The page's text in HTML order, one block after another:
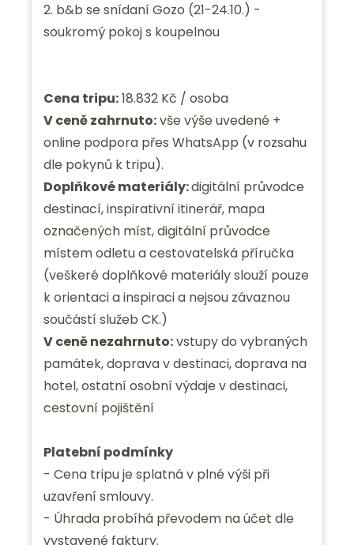
2. b&b se snídaní Gozo (21-24.10.) -
soukromý pokoj s koupelnou
Cena tripu:18.832 Kč / osoba
V ceně zahrnuto:vše výše uvedené +
online podpora přes WhatsApp (v rozsahu
dle pokynů k tripu).
Doplňkové materiály:digitální průvodce
destinací, inspirativní itinerář, mapa
označených míst, digitální průvodce
místem odletu a cestovatelská příručka
(veškeré doplňkové materiály slouží pouze
k orientaci a inspiraci a nejsou závaznou
součástí služeb CK.)
V ceně nezahrnuto:vstupy do vybraných
památek, doprava v destinaci, doprava na
hotel, ostatní osobní výdaje v destinaci,
cestovní pojištění
Platební podmínky
- Cena tripu je splatná v plné výši při
uzavření smlouvy.
- Úhrada probíhá převodem na účet dle
vystavené faktury.